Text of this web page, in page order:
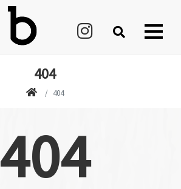
404
404
404